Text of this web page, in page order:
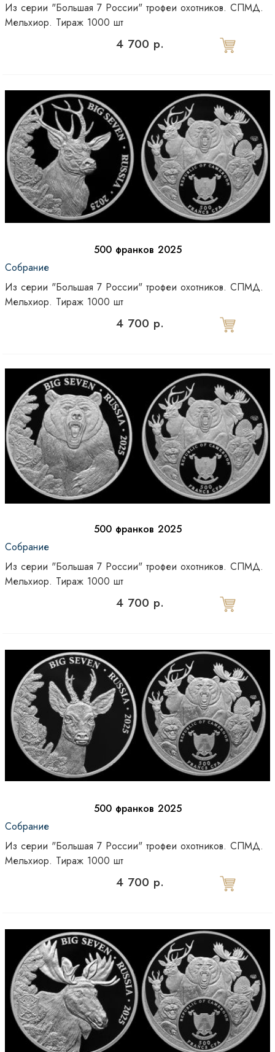
Из серии "Большая 7 России" трофеи охотников. СПМД.
Мельхиор. Тираж 1000 шт
4 700 р.
500 франков 2025
Собрание
Из серии "Большая 7 России" трофеи охотников. СПМД.
Мельхиор. Тираж 1000 шт
4 700 р.
500 франков 2025
Собрание
Из серии "Большая 7 России" трофеи охотников. СПМД.
Мельхиор. Тираж 1000 шт
4 700 р.
500 франков 2025
Собрание
Из серии "Большая 7 России" трофеи охотников. СПМД.
Мельхиор. Тираж 1000 шт
4 700 р.